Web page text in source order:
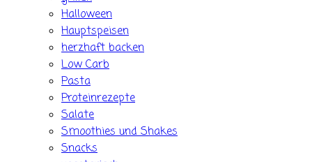
Halloween
Hauptspeisen
herzhaft backen
Low Carb
Pasta
Proteinrezepte
Salate
Smoothies und Shakes
Snacks